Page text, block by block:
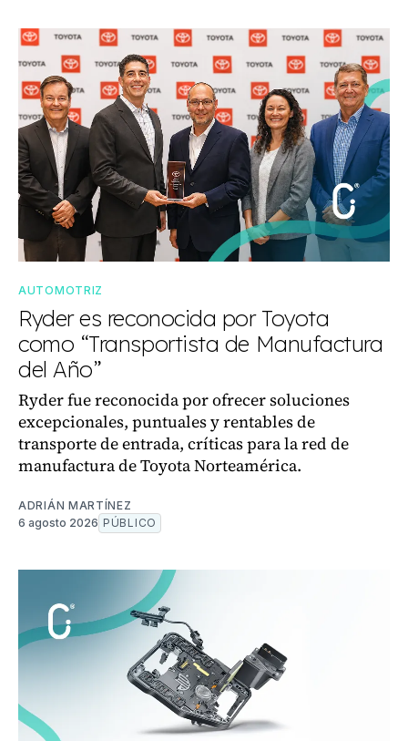
AUTOMOTRIZ
Ryder es reconocida por Toyota
como “Transportista de Manufactura
del Año”
Ryder fue reconocida por ofrecer soluciones
excepcionales, puntuales y rentables de
transporte de entrada, críticas para la red de
manufactura de Toyota Norteamérica.
ADRIÁN MARTÍNEZ
6 agosto 2026 PÚBLICO